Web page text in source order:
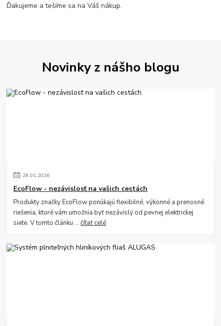
Ďakujeme a tešíme sa na Váš nákup.
Novinky z nášho blogu
28.01.2026
EcoFlow - nezávislosť na vašich cestách
Produkty značky EcoFlow ponúkajú flexibilné, výkonné a prenosné
riešenia, ktoré vám umožnia byť nezávislý od pevnej elektrickej
siete. V tomto článku ...čítať celé